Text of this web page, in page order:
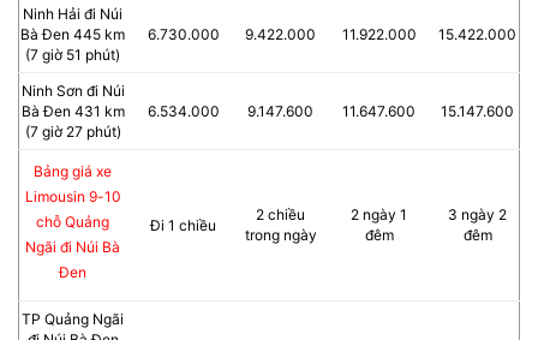
Ninh Hải đi Núi
Bà Đen 445 km
(7 giờ 51 phút)
6.730.000 9.422.000 11.922.000 15.422.000
Ninh Sơn đi Núi
Bà Đen 431 km
(7 giờ 27 phút)
6.534.000 9.147.600 11.647.600 15.147.600
Bảng giá xe
Limousin 9-10
chỗ Quảng
Ngãi đi Núi Bà
Đen
Đi 1 chiều
2 chiều
trong ngày
2 ngày 1
đêm
3 ngày 2
đêm
TP Quảng Ngãi